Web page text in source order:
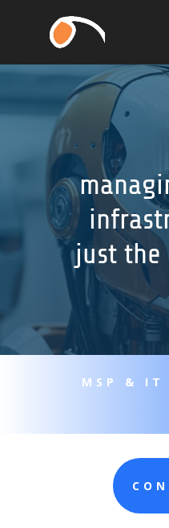
just the
MSP & IT